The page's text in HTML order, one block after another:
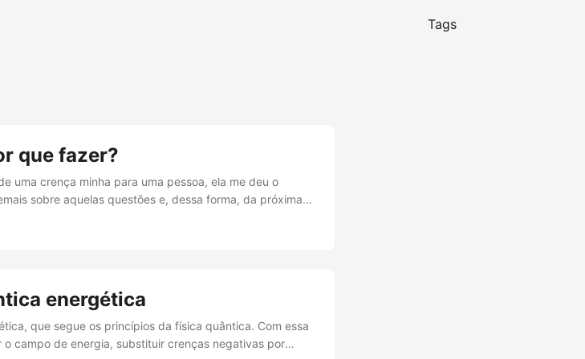
Tags
que fazer?
uma crença minha para uma pessoa, ela me deu o
sobre aquelas questões e, dessa forma, da próxima
já começar a me sentir mal, porque eu estaria criando
energética
que segue os princípios da física quântica. Com essa
campo de energia, substituir crenças negativas por